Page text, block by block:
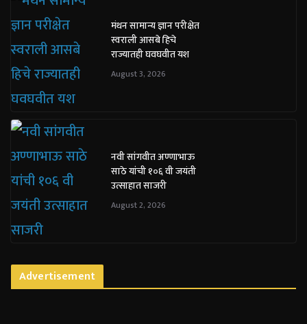
मंथन सामान्य ज्ञान परीक्षेत
स्वराली आसबे हिचे
राज्यातही घवघवीत यश
August 3, 2026
नवी सांगवीत अण्णाभाऊ
साठे यांची १०६ वी जयंती
उत्साहात साजरी
August 2, 2026
Advertisement